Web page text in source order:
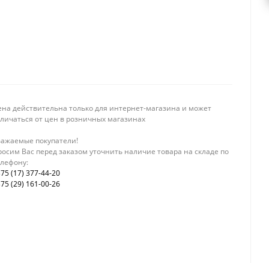
действительна только для интернет-магазина и может
от цен в розничных магазинах
покупатели!
Вас перед заказом уточнить наличие товара на складе по
(17) 377-44-20
(29) 161-00-26